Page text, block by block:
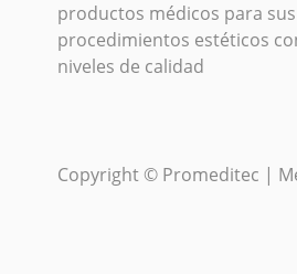
productos médicos para sus
procedimientos estéticos
niveles de calidad
Copyright © Promeditec |